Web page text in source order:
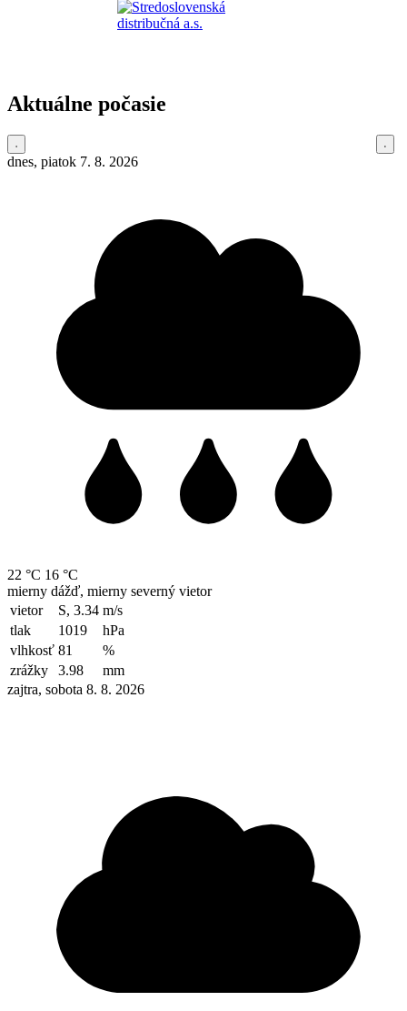
Aktuálne počasie
dnes, piatok 7. 8. 2026
22 °C 16 °C
mierny dážď, mierny severný vietor
vietor
S, 3.34 m/s
tlak
1019
hPa
vlhkosť 81
%
zrážky
3.98
mm
zajtra, sobota 8. 8. 2026